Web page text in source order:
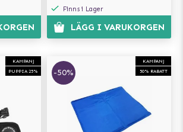
Finns i Lager
LÄGG I VARUKORGEN
KAMPANJ
PUPPIA 25%
KAMPANJ
50% RABATT
-50%